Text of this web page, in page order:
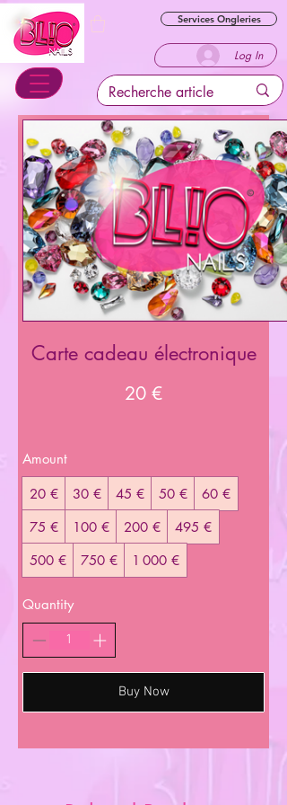
Log In
Services Ongleries
Carte cadeau électronique
20 €
Amount
20 € 30 € 45 € 50 €
60 €
75 €
100 € 200 €
495 €
500 €
750 € 1 000 €
Quantity
Buy Now